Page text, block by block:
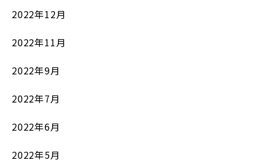
2022年12月
2022年11月
2022年9月
2022年7月
2022年6月
2022年5月